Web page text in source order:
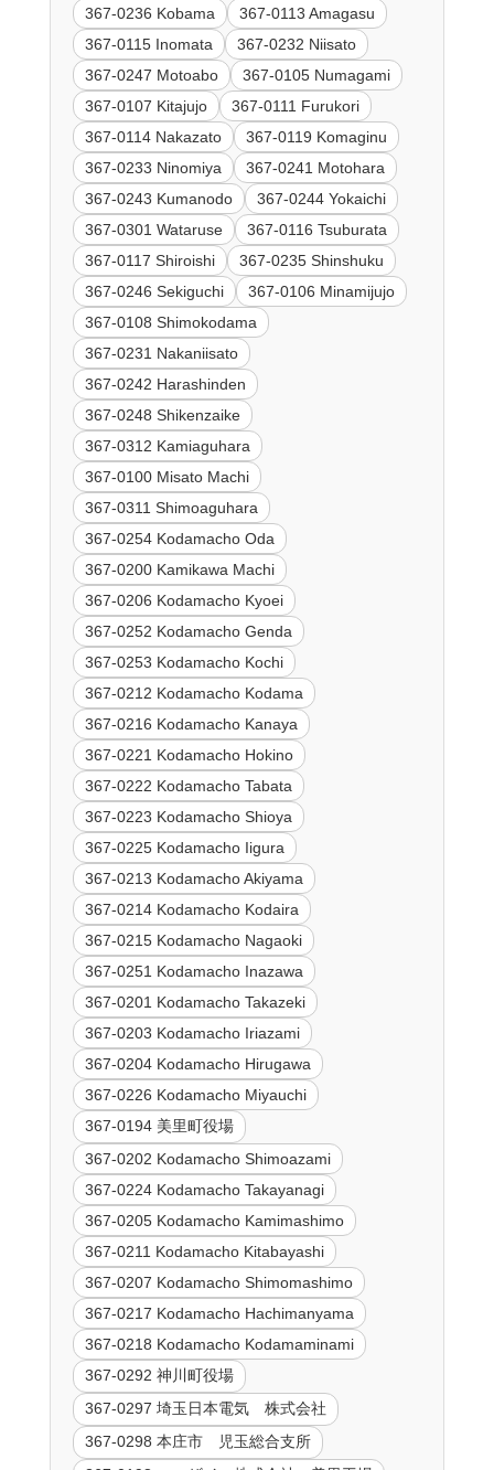
367-0236 Kobama
367-0113 Amagasu
367-0115 Inomata
367-0232 Niisato
367-0247 Motoabo
367-0105 Numagami
367-0107 Kitajujo
367-0111 Furukori
367-0114 Nakazato
367-0119 Komaginu
367-0233 Ninomiya
367-0241 Motohara
367-0243 Kumanodo
367-0244 Yokaichi
367-0301 Wataruse
367-0116 Tsuburata
367-0117 Shiroishi
367-0235 Shinshuku
367-0246 Sekiguchi
367-0106 Minamijujo
367-0108 Shimokodama
367-0231 Nakaniisato
367-0242 Harashinden
367-0248 Shikenzaike
367-0312 Kamiaguhara
367-0100 Misato Machi
367-0311 Shimoaguhara
367-0254 Kodamacho Oda
367-0200 Kamikawa Machi
367-0206 Kodamacho Kyoei
367-0252 Kodamacho Genda
367-0253 Kodamacho Kochi
367-0212 Kodamacho Kodama
367-0216 Kodamacho Kanaya
367-0221 Kodamacho Hokino
367-0222 Kodamacho Tabata
367-0223 Kodamacho Shioya
367-0225 Kodamacho Iigura
367-0213 Kodamacho Akiyama
367-0214 Kodamacho Kodaira
367-0215 Kodamacho Nagaoki
367-0251 Kodamacho Inazawa
367-0201 Kodamacho Takazeki
367-0203 Kodamacho Iriazami
367-0204 Kodamacho Hirugawa
367-0226 Kodamacho Miyauchi
367-0194 美里町役場
367-0202 Kodamacho Shimoazami
367-0224 Kodamacho Takayanagi
367-0205 Kodamacho Kamimashimo
367-0211 Kodamacho Kitabayashi
367-0207 Kodamacho Shimomashimo
367-0217 Kodamacho Hachimanyama
367-0218 Kodamacho Kodamaminami
367-0292 神川町役場
367-0297 埼玉日本電気 株式会社
367-0298 本庄市 児玉総合支所